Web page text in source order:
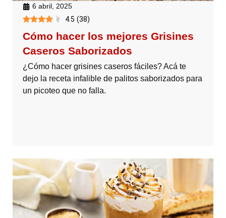
6 abril, 2025
4.5 (38)
Cómo hacer los mejores Grisines
Caseros Saborizados
¿Cómo hacer grisines caseros fáciles? Acá te
dejo la receta infalible de palitos saborizados para
un picoteo que no falla.